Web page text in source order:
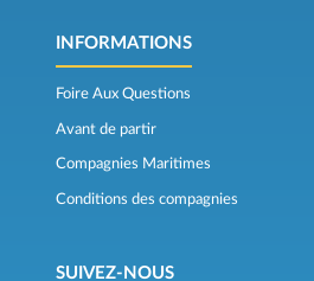
INFORMATIONS
Foire Aux Questions
Avant de partir
Compagnies Maritimes
Conditions des compagnies
SUIVEZ-NOUS